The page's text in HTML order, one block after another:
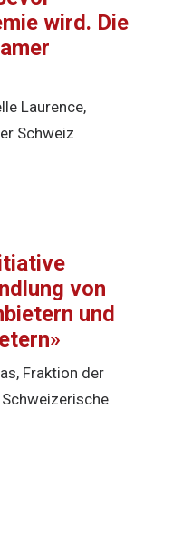
wird. Die
Laurence,
Schweiz
von
und
Fraktion der